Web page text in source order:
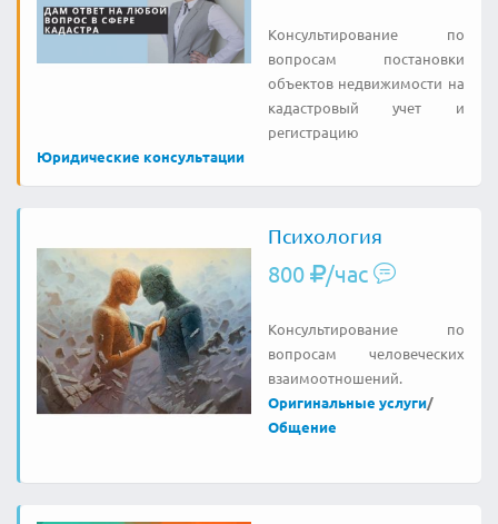
Консультирование по
вопросам постановки
объектов недвижимости на
кадастровый учет и
регистрацию
Юридические консультации
Психология
800 /час
Консультирование по
вопросам человеческих
взаимоотношений.
Оригинальные услуги/
Общение